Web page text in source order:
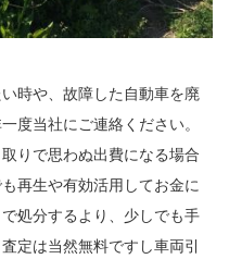
時や、故障した自動車を廃
度当社にご連絡ください。
りで思わぬ出費になる場合
再生や有効活用してお金に
処分するより、少しでも手
定は当然無料ですし車両引